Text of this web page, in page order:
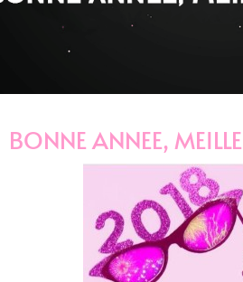
BONNE ANNEE,